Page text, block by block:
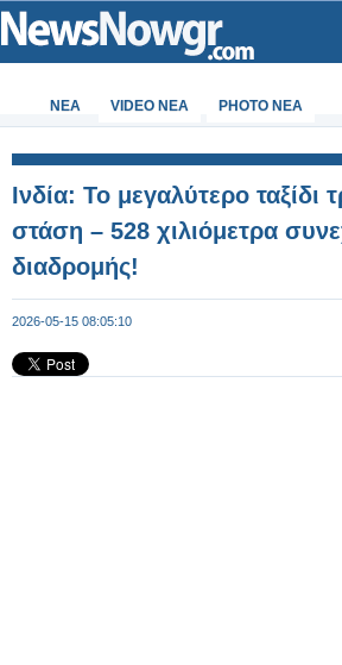
ΝΕΑ VIDEO NEA PHOTO NEA
Ινδία: Το μεγαλύτερο ταξίδι
στάση – 528 χιλιόμετρα
διαδρομής!
2026-05-15 08:05:10